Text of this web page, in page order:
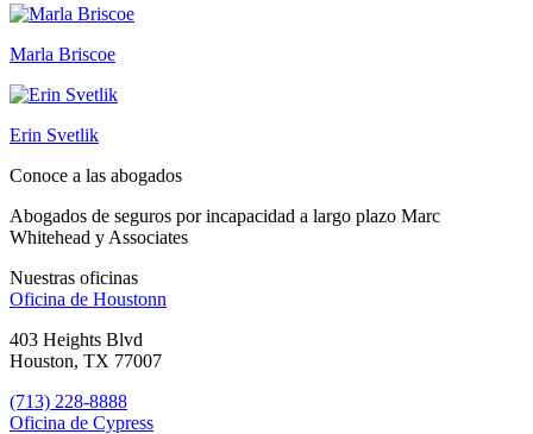
Marla Briscoe
Erin Svetlik
Conoce a las abogados
Abogados de seguros por incapacidad a largo plazo Marc
Whitehead y Associates
Nuestras oficinas
Oficina de Houstonn
403 Heights Blvd
Houston, TX 77007
(713) 228-8888
Oficina de Cypress